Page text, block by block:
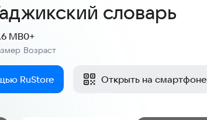
словарь
MB
Возраст
0+
RuStore Открыть на смартфоне